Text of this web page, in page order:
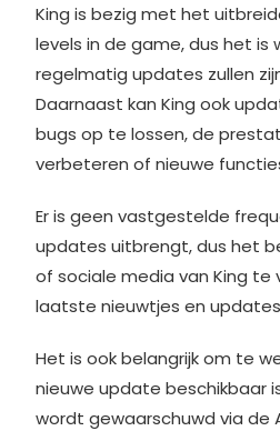
King is bezig met het
levels in de game, dus het is
regelmatig updates zullen
Daarnaast kan King ook
bugs op te lossen, de
verbeteren of nieuwe
Er is geen vastgestelde
updates uitbrengt, dus het
of sociale media van King te
laatste nieuwtjes en
Het is ook belangrijk om te
nieuwe update beschikbaar
wordt gewaarschuwd via de